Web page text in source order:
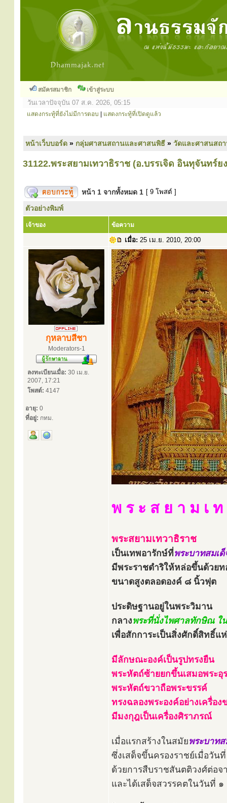
สมัครสมาชิก เข้าสู่ระบบ
วันเวลาปัจจุบัน 07 ส.ค. 2026, 05:15
แสดงกระทู้ที่ยังไม่มีการตอบ แสดงกระทู้ที่เปิดดูแล้ว
หน้าเว็บบอร์ด » กลุ่มศาสนสถานและศาสนพิธี » วัดและศาสนสถ
31122.พระสยามเทวาธิราช (อ.บรรเจิด อินทุจันทร์ย
หน้า 1 จากทั้งหมด 1 [ 9 โพสต์ ]
ตัวอย่างพิมพ์
เจ้าของ ข้อความ
เมื่อ: 25 เม.ย. 2010, 20:00
กุหลาบสีชา
Moderators-1
ลงทะเบียนเมื่อ: 30 เม.ย.
2007, 17:21
โพสต์: 4147
อายุ: 0
ที่อยู่: กทม.
พ ร ะ ส ย า ม เ
พระสยามเทวาธิราช
เป็นเทพอารักษ์ที่พระบาทสมเ
มีพระราชดำริให้หล่อขึ้นด้วยท
ขนาดสูงตลอดองค์ ๘ นิ้วฟุต
ประดิษฐานอยู่ในพระวิมาน
กลางพระที่นั่งไพศาลทักษิณ ใ
เพื่อสักการะเป็นสิ่งศักดิ์สิทธิ์แ
มีลักษณะองค์เป็นรูปทรงยืน
พระหัตถ์ซ้ายยกขึ้นเสมอพระอุ
พระหัตถ์ขวาถือพระขรรค์
ทรงฉลองพระองค์อย่างเครื่อง
มีมงกุฎเป็นเครื่องศิราภรณ์
เมื่อแรกสร้างในสมัยพระบาท
ซึ่งเสด็จขึ้นครองราชย์เมื่อวั
ด้วยการสืบราชสันตติวงศ์ต่อจ
และได้เสด็จสวรรคตในวันที่